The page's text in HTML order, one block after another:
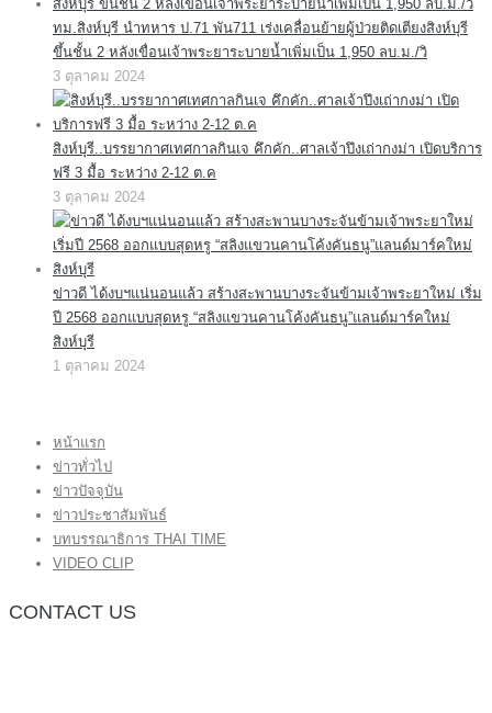
ทม.สิงห์บุรี นำทหาร ป.71 พัน711 เร่งเคลื่อนย้ายผู้ป่วยติดเตียงสิงห์บุรี
ขึ้นชั้น 2 หลังเขื่อนเจ้าพระยาระบายน้ำเพิ่มเป็น 1,950 ลบ.ม./วิ
3 ตุลาคม 2024
สิงห์บุรี..บรรยากาศเทศกาลกินเจ คึกคัก..ศาลเจ้าปึงเถ่ากงม่า เปิดบริการ
ฟรี 3 มื้อ ระหว่าง 2-12 ต.ค
3 ตุลาคม 2024
ข่าวดี ได้งบฯแน่นอนแล้ว สร้างสะพานบางระจันข้ามเจ้าพระยาใหม่ เริ่ม
ปี 2568 ออกแบบสุดหรู “สลิงแขวนคานโค้งคันธนู”แลนด์มาร์คใหม่
สิงห์บุรี
1 ตุลาคม 2024
หน้าแรก
ข่าวทั่วไป
ข่าวปัจจุบัน
ข่าวประชาสัมพันธ์
บทบรรณาธิการ THAI TIME
VIDEO CLIP
CONTACT US